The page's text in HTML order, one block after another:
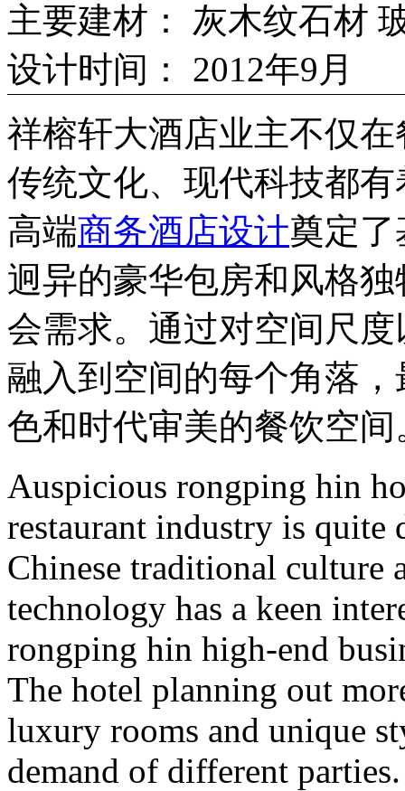
主要建材： 灰木纹石材
设计时间： 2012年9月
祥榕轩大酒店业主不仅
传统文化、现代科技都
高端商务酒店设计奠定
迥异的豪华包房和风格
会需求。通过对空间尺
融入到空间的每个角落
色和时代审美的餐饮空间
Auspicious rongping hin
restaurant industry is quite
Chinese traditional culture
technology has a keen
rongping hin high-end
The hotel planning out
luxury rooms and unique
demand of different